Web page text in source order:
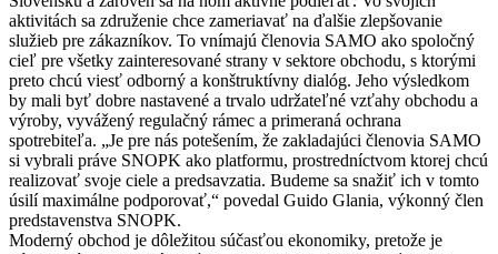
aktivitách sa združenie chce zameriavať na ďalšie zlepšovanie
služieb pre zákazníkov. To vnímajú členovia SAMO ako spoločný
cieľ pre všetky zainteresované strany v sektore obchodu, s ktorými
preto chcú viesť odborný a konštruktívny dialóg. Jeho výsledkom
by mali byť dobre nastavené a trvalo udržateľné vzťahy obchodu a
výroby, vyvážený regulačný rámec a primeraná ochrana
spotrebiteľa. „Je pre nás potešením, že zakladajúci členovia SAMO
si vybrali práve SNOPK ako platformu, prostredníctvom ktorej chcú
realizovať svoje ciele a predsavzatia. Budeme sa snažiť ich v tomto
úsilí maximálne podporovať,“ povedal Guido Glania, výkonný člen
predstavenstva SNOPK.
Moderný obchod je dôležitou súčasťou ekonomiky, pretože je